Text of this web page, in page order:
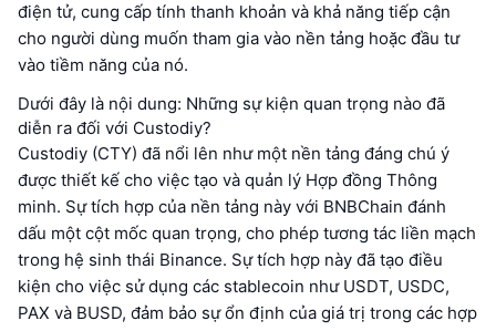
điện tử, cung cấp tính thanh khoản và khả năng tiếp cận
cho người dùng muốn tham gia vào nền tảng hoặc đầu tư
vào tiềm năng của nó.
Dưới đây là nội dung: Những sự kiện quan trọng nào đã
diễn ra đối với Custodiy?
Custodiy (CTY) đã nổi lên như một nền tảng đáng chú ý
được thiết kế cho việc tạo và quản lý Hợp đồng Thông
minh. Sự tích hợp của nền tảng này với BNBChain đánh
dấu một cột mốc quan trọng, cho phép tương tác liền mạch
trong hệ sinh thái Binance. Sự tích hợp này đã tạo điều
kiện cho việc sử dụng các stablecoin như USDT, USDC,
PAX và BUSD, đảm bảo sự ổn định của giá trị trong các hợp